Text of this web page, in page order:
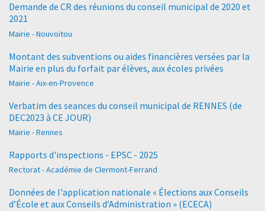
Demande de CR des réunions du conseil municipal de 2020 et
2021
Mairie - Nouvoitou
Montant des subventions ou aides financières versées par la
Mairie en plus du forfait par élèves, aux écoles privées
Mairie - Aix-en-Provence
Verbatim des seances du conseil municipal de RENNES (de
DEC2023 à CE JOUR)
Mairie - Rennes
Rapports d'inspections - EPSC - 2025
Rectorat - Académie de Clermont-Ferrand
Données de l'application nationale « Élections aux Conseils
d’École et aux Conseils d’Administration » (ECECA)